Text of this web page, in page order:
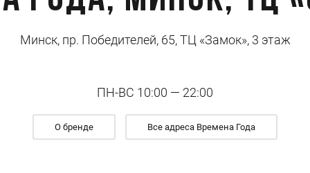
Минск, пр. Победителей, 65, ТЦ «Замок», 3 этаж
ПН-ВС 10:00 — 22:00
О бренде Все адреса Времена Года